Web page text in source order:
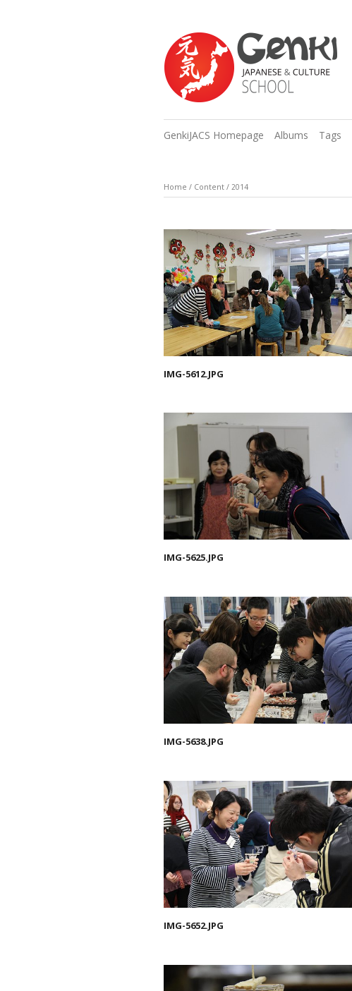
GenkiJACS Homepage Albums Tags
Home / Content / 2014
IMG-5612.JPG
IMG-5625.JPG
IMG-5638.JPG
IMG-5652.JPG